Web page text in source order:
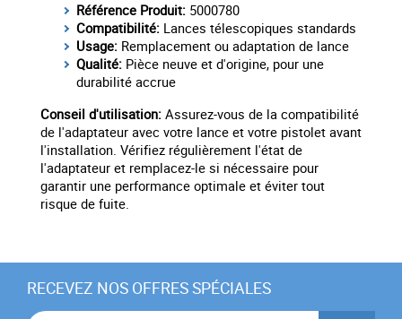
Référence Produit: 5000780
Compatibilité: Lances télescopiques standards
Usage: Remplacement ou adaptation de lance
Qualité: Pièce neuve et d'origine, pour une
durabilité accrue
Conseil d'utilisation: Assurez-vous de la compatibilité
de l'adaptateur avec votre lance et votre pistolet avant
l'installation. Vérifiez régulièrement l'état de
l'adaptateur et remplacez-le si nécessaire pour
garantir une performance optimale et éviter tout
risque de fuite.
RECEVEZ NOS OFFRES SPÉCIALES